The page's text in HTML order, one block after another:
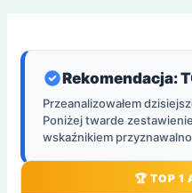
Rekomendacja:
Przeanalizowałem
Poniżej twarde
wskaźnikiem
🏆 TOP 1